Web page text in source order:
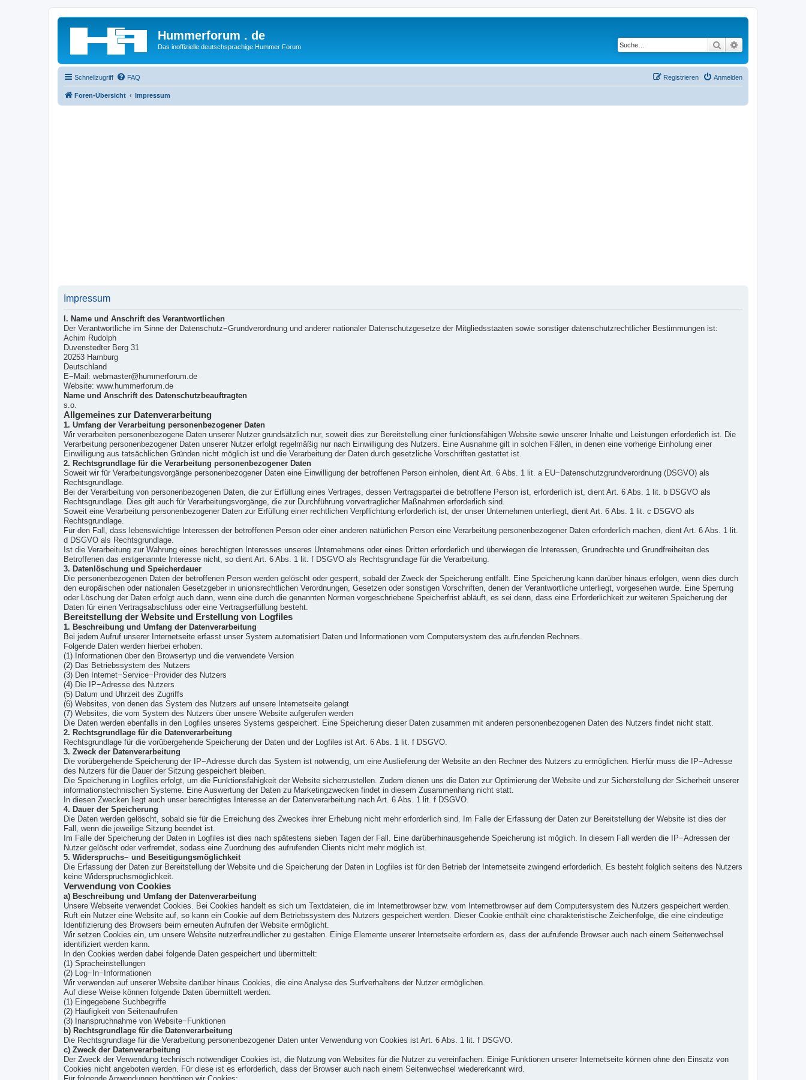
Hummerforum . de
Das inoffizielle deutschsprachige Hummer Forum Suche
Schnellzugriff FAQ Anmelden
Registrieren
Foren-Übersicht Impressum
Impressum
I. Name und Anschrift des Verantwortlichen
Der Verantwortliche im Sinne der Datenschutz−Grundverordnung und anderer nationaler Datenschutzgesetze der Mitgliedsstaaten sowie sonstiger datenschutzrechtlicher Bestimmungen ist:
Achim Rudolph
Duvenstedter Berg 31
20253 Hamburg
Deutschland
E−Mail: webmaster@hummerforum.de
Website: www.hummerforum.de
Name und Anschrift des Datenschutzbeauftragten
s.o.
Allgemeines zur Datenverarbeitung
1. Umfang der Verarbeitung personenbezogener Daten
Wir verarbeiten personenbezogene Daten unserer Nutzer grundsätzlich nur, soweit dies zur Bereitstellung einer funktionsfähigen Website sowie unserer Inhalte und Leistungen erforderlich ist. Die
Verarbeitung personenbezogener Daten unserer Nutzer erfolgt regelmäßig nur nach Einwilligung des Nutzers. Eine Ausnahme gilt in solchen Fällen, in denen eine vorherige Einholung einer
Einwilligung aus tatsächlichen Gründen nicht möglich ist und die Verarbeitung der Daten durch gesetzliche Vorschriften gestattet ist.
2. Rechtsgrundlage für die Verarbeitung personenbezogener Daten
Soweit wir für Verarbeitungsvorgänge personenbezogener Daten eine Einwilligung der betroffenen Person einholen, dient Art. 6 Abs. 1 lit. a EU−Datenschutzgrundverordnung (DSGVO) als
Rechtsgrundlage.
Bei der Verarbeitung von personenbezogenen Daten, die zur Erfüllung eines Vertrages, dessen Vertragspartei die betroffene Person ist, erforderlich ist, dient Art. 6 Abs. 1 lit. b DSGVO als
Rechtsgrundlage. Dies gilt auch für Verarbeitungsvorgänge, die zur Durchführung vorvertraglicher Maßnahmen erforderlich sind.
Soweit eine Verarbeitung personenbezogener Daten zur Erfüllung einer rechtlichen Verpflichtung erforderlich ist, der unser Unternehmen unterliegt, dient Art. 6 Abs. 1 lit. c DSGVO als
Rechtsgrundlage.
Für den Fall, dass lebenswichtige Interessen der betroffenen Person oder einer anderen natürlichen Person eine Verarbeitung personenbezogener Daten erforderlich machen, dient Art. 6 Abs. 1 lit.
d DSGVO als Rechtsgrundlage.
Ist die Verarbeitung zur Wahrung eines berechtigten Interesses unseres Unternehmens oder eines Dritten erforderlich und überwiegen die Interessen, Grundrechte und Grundfreiheiten des
Betroffenen das erstgenannte Interesse nicht, so dient Art. 6 Abs. 1 lit. f DSGVO als Rechtsgrundlage für die Verarbeitung.
3. Datenlöschung und Speicherdauer
Die personenbezogenen Daten der betroffenen Person werden gelöscht oder gesperrt, sobald der Zweck der Speicherung entfällt. Eine Speicherung kann darüber hinaus erfolgen, wenn dies durch
den europäischen oder nationalen Gesetzgeber in unionsrechtlichen Verordnungen, Gesetzen oder sonstigen Vorschriften, denen der Verantwortliche unterliegt, vorgesehen wurde. Eine Sperrung
oder Löschung der Daten erfolgt auch dann, wenn eine durch die genannten Normen vorgeschriebene Speicherfrist abläuft, es sei denn, dass eine Erforderlichkeit zur weiteren Speicherung der
Daten für einen Vertragsabschluss oder eine Vertragserfüllung besteht.
Bereitstellung der Website und Erstellung von Logfiles
1. Beschreibung und Umfang der Datenverarbeitung
Bei jedem Aufruf unserer Internetseite erfasst unser System automatisiert Daten und Informationen vom Computersystem des aufrufenden Rechners.
Folgende Daten werden hierbei erhoben:
(1) Informationen über den Browsertyp und die verwendete Version
(2) Das Betriebssystem des Nutzers
(3) Den Internet−Service−Provider des Nutzers
(4) Die IP−Adresse des Nutzers
(5) Datum und Uhrzeit des Zugriffs
(6) Websites, von denen das System des Nutzers auf unsere Internetseite gelangt
(7) Websites, die vom System des Nutzers über unsere Website aufgerufen werden
Die Daten werden ebenfalls in den Logfiles unseres Systems gespeichert. Eine Speicherung dieser Daten zusammen mit anderen personenbezogenen Daten des Nutzers findet nicht statt.
2. Rechtsgrundlage für die Datenverarbeitung
Rechtsgrundlage für die vorübergehende Speicherung der Daten und der Logfiles ist Art. 6 Abs. 1 lit. f DSGVO.
3. Zweck der Datenverarbeitung
Die vorübergehende Speicherung der IP−Adresse durch das System ist notwendig, um eine Auslieferung der Website an den Rechner des Nutzers zu ermöglichen. Hierfür muss die IP−Adresse
des Nutzers für die Dauer der Sitzung gespeichert bleiben.
Die Speicherung in Logfiles erfolgt, um die Funktionsfähigkeit der Website sicherzustellen. Zudem dienen uns die Daten zur Optimierung der Website und zur Sicherstellung der Sicherheit unserer
informationstechnischen Systeme. Eine Auswertung der Daten zu Marketingzwecken findet in diesem Zusammenhang nicht statt.
In diesen Zwecken liegt auch unser berechtigtes Interesse an der Datenverarbeitung nach Art. 6 Abs. 1 lit. f DSGVO.
4. Dauer der Speicherung
Die Daten werden gelöscht, sobald sie für die Erreichung des Zweckes ihrer Erhebung nicht mehr erforderlich sind. Im Falle der Erfassung der Daten zur Bereitstellung der Website ist dies der
Fall, wenn die jeweilige Sitzung beendet ist.
Im Falle der Speicherung der Daten in Logfiles ist dies nach spätestens sieben Tagen der Fall. Eine darüberhinausgehende Speicherung ist möglich. In diesem Fall werden die IP−Adressen der
Nutzer gelöscht oder verfremdet, sodass eine Zuordnung des aufrufenden Clients nicht mehr möglich ist.
5. Widerspruchs− und Beseitigungsmöglichkeit
Die Erfassung der Daten zur Bereitstellung der Website und die Speicherung der Daten in Logfiles ist für den Betrieb der Internetseite zwingend erforderlich. Es besteht folglich seitens des Nutzers
keine Widerspruchsmöglichkeit.
Verwendung von Cookies
a) Beschreibung und Umfang der Datenverarbeitung
Unsere Webseite verwendet Cookies. Bei Cookies handelt es sich um Textdateien, die im Internetbrowser bzw. vom Internetbrowser auf dem Computersystem des Nutzers gespeichert werden.
Ruft ein Nutzer eine Website auf, so kann ein Cookie auf dem Betriebssystem des Nutzers gespeichert werden. Dieser Cookie enthält eine charakteristische Zeichenfolge, die eine eindeutige
Identifizierung des Browsers beim erneuten Aufrufen der Website ermöglicht.
Wir setzen Cookies ein, um unsere Website nutzerfreundlicher zu gestalten. Einige Elemente unserer Internetseite erfordern es, dass der aufrufende Browser auch nach einem Seitenwechsel
identifiziert werden kann.
In den Cookies werden dabei folgende Daten gespeichert und übermittelt:
(1) Spracheinstellungen
(2) Log−In−Informationen
Wir verwenden auf unserer Website darüber hinaus Cookies, die eine Analyse des Surfverhaltens der Nutzer ermöglichen.
Auf diese Weise können folgende Daten übermittelt werden:
(1) Eingegebene Suchbegriffe
(2) Häufigkeit von Seitenaufrufen
(3) Inanspruchnahme von Website−Funktionen
b) Rechtsgrundlage für die Datenverarbeitung
Die Rechtsgrundlage für die Verarbeitung personenbezogener Daten unter Verwendung von Cookies ist Art. 6 Abs. 1 lit. f DSGVO.
c) Zweck der Datenverarbeitung
Der Zweck der Verwendung technisch notwendiger Cookies ist, die Nutzung von Websites für die Nutzer zu vereinfachen. Einige Funktionen unserer Internetseite können ohne den Einsatz von
Cookies nicht angeboten werden. Für diese ist es erforderlich, dass der Browser auch nach einem Seitenwechsel wiedererkannt wird.